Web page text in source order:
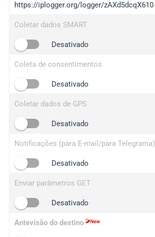
iplogger.com
maper.info
2no.co
yip.su
iplogger.info
https://iplogger.org/logger/zAXd5dcqX610
Coletar dados SMART
Desativado
Coleta de consentimentos
Desativado
Coletar dados de GPS
Desativado
Notificações (para E-mail/para Telegrama)
Desativado
Enviar parâmetros GET
Desativado
Antevisão do destino